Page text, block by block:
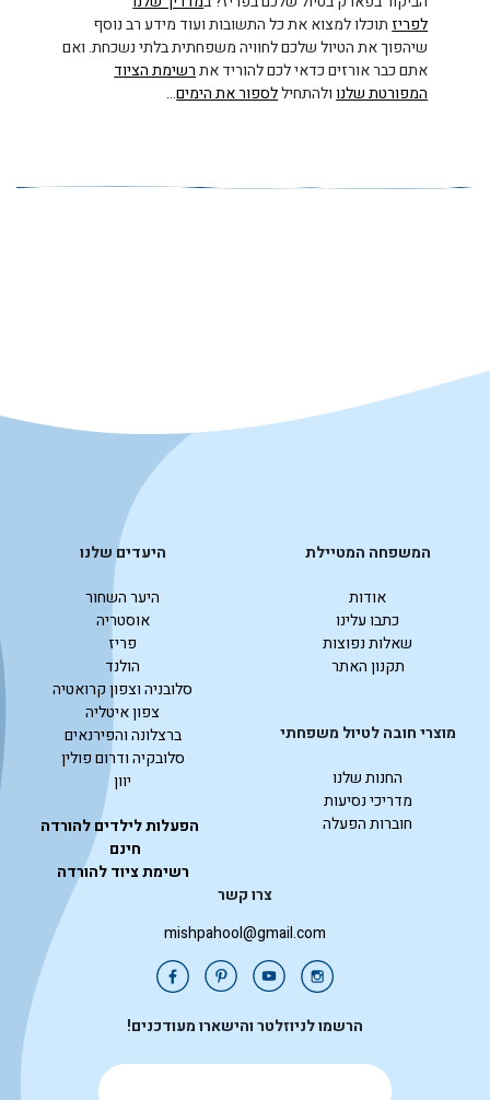
לפריז תוכלו למצוא את כל התשובות ועוד מידע רב נוסף
שיהפוך את הטיול שלכם לחוויה משפחתית בלתי נשכחת. ואם
אתם כבר אורזים כדאי לכם להוריד אתרשימת הציוד
המפורטת שלנוולהתחיללספור את הימים…
המשפחה המטיילת
אודות
כתבו עלינו
שאלות נפוצות
תקנון האתר
מוצרי חובה לטיול משפחתי
החנות שלנו
מדריכי נסיעות
חוברות הפעלה
היעדים שלנו
היער השחור
אוסטריה
פריז
הולנד
סלובניה וצפון קרואטיה
צפון איטליה
ברצלונה והפירנאים
סלובקיה ודרום פולין
יוון
הפעלות לילדים להורדה
חינם
רשימת ציוד להורדה
צרו קשר
mishpahool@gmail.com
הרשמו לניוזלטר והישארו מעודכנים!